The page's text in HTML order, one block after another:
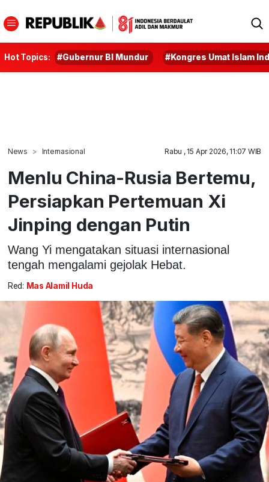
Hot Topics: #Gubernur BI Mundur #Kongres Umat Islam
News Internasional Rabu , 15 Apr 2026, 11:07 WIB
Menlu China-Rusia Bertemu,
Persiapkan Pertemuan Xi
Jinping dengan Putin
Wang Yi mengatakan situasi internasional
tengah mengalami gejolak Hebat.
Red: Mas Alamil Huda